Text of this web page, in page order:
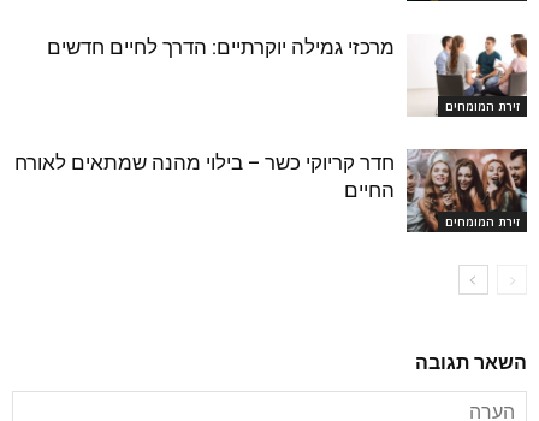
זירת המומחים
מרכזי גמילה יוקרתיים: הדרך לחיים חדשים
זירת המומחים
חדר קריוקי כשר – בילוי מהנה שמתאים לאורח
החיים
השאר תגובה